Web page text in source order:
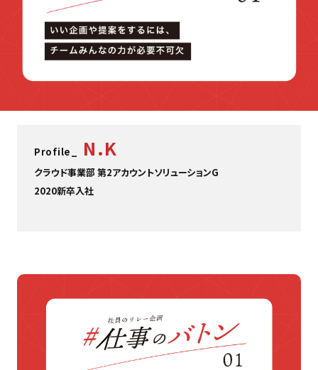
Profile_ N.K
クラウド事業部 第2アカウントソリューションG
2020新卒入社